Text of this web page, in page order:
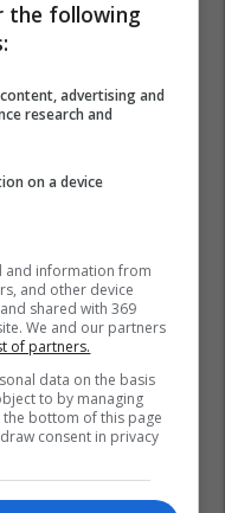
the following
advertising and
research and
on a device
and information from
and other device
shared with 369
We and our partners
of partners.
data on the basis
to by managing
bottom of this page
consent in privacy